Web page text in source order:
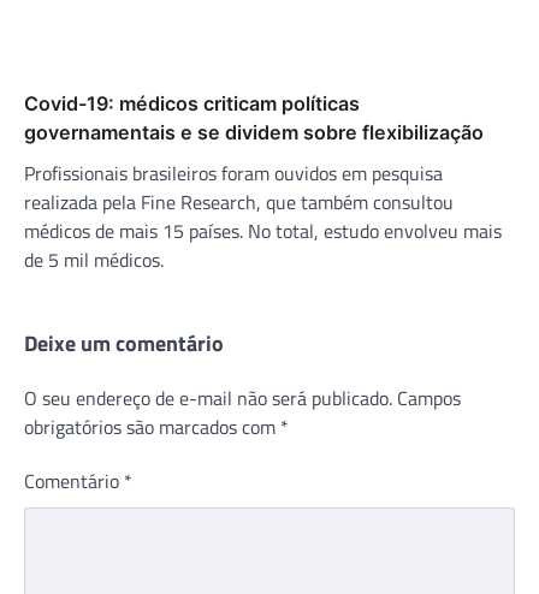
Covid-19: médicos criticam políticas
governamentais e se dividem sobre flexibilização
Profissionais brasileiros foram ouvidos em pesquisa
realizada pela Fine Research, que também consultou
médicos de mais 15 países. No total, estudo envolveu mais
de 5 mil médicos.
Deixe um comentário
O seu endereço de e-mail não será publicado. Campos
obrigatórios são marcados com *
Comentário *